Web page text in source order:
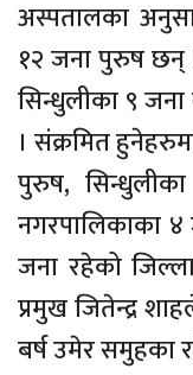
अस्पतालका
१२ जना पुरुष छन्
सिन्धुलीका ९
। संक्रमित
पुरुष,
नगरपालिकाका ४
जना रहेको
प्रमुख जितेन्द्र
बर्ष उमेर समुहका